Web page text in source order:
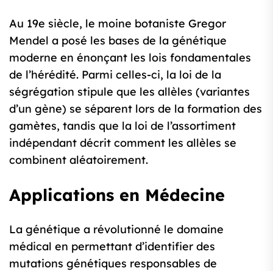
Au 19e siècle, le moine botaniste Gregor
Mendel a posé les bases de la génétique
moderne en énonçant les lois fondamentales
de l’hérédité. Parmi celles-ci, la loi de la
ségrégation stipule que les allèles (variantes
d’un gène) se séparent lors de la formation des
gamètes, tandis que la loi de l’assortiment
indépendant décrit comment les allèles se
combinent aléatoirement.
Applications en Médecine
La génétique a révolutionné le domaine
médical en permettant d’identifier des
mutations génétiques responsables de